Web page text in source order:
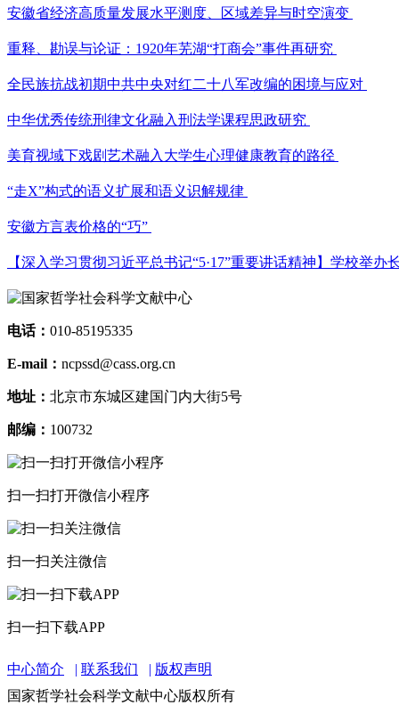
安徽省经济高质量发展水平测度、区域差异与时空演变
重释、勘误与论证：1920年芜湖“打商会”事件再研究
全民族抗战初期中共中央对红二十八军改编的困境与应对
中华优秀传统刑律文化融入刑法学课程思政研究
美育视域下戏剧艺术融入大学生心理健康教育的路径
“走X”构式的语义扩展和语义识解规律
安徽方言表价格的“巧”
【深入学习贯彻习近平总书记“5·17”重要讲话精神】学校举
电话： 010-85195335
E-mail： ncpssd@cass.org.cn
地址： 北京市东城区建国门内大街5号
邮编： 100732
扫一扫打开微信小程序
扫一扫关注微信
扫一扫下载APP
中心简介 联系我们
版权声明
国家哲学社会科学文献中心版权所有